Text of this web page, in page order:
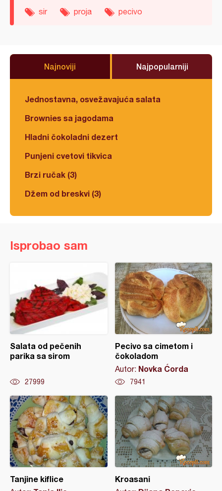
sir proja pecivo
Najnoviji Najpopularniji
Jednostavna, osvežavajuća salata
Brownies sa jagodama
Hladni čokoladni dezert
Punjeni cvetovi tikvica
Brzi ručak (3)
Džem od breskvi (3)
Isprobao sam
Salata od pečenih
parika sa sirom
27999
Pecivo sa cimetom i
čokoladom
Autor: Novka Ćorda
7941
Tanjine kiflice Kroasani